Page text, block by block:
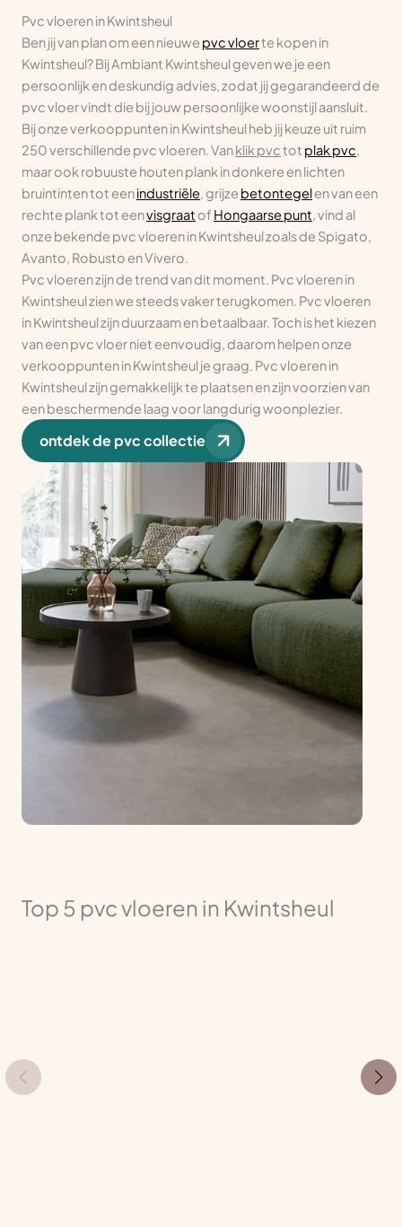
Pvc vloeren in Kwintsheul
Ben jij van plan om een nieuwe pvc vloerte kopen in
Kwintsheul? Bij Ambiant Kwintsheul geven we je een
persoonlijk en deskundig advies, zodat jij gegarandeerd de
pvc vloer vindt die bij jouw persoonlijke woonstijl aansluit.
Bij onze verkooppunten in Kwintsheul heb jij keuze uit ruim
250 verschillende pvc vloeren. Vanklik pvctot plak pvc,
maar ook robuuste houten plank in donkere en lichten
bruintinten tot eenindustriële, grijze betontegelen van een
rechte plank tot eenvisgraat of Hongaarse punt, vind al
onze bekende pvc vloeren in Kwintsheul zoals de Spigato,
Avanto, Robusto en Vivero.
Pvc vloeren zijn de trend van dit moment. Pvc vloeren in
Kwintsheul zien we steeds vaker terugkomen. Pvc vloeren
in Kwintsheul zijn duurzaam en betaalbaar. Toch is het kiezen
van een pvc vloer niet eenvoudig, daarom helpen onze
verkooppunten in Kwintsheul je graag. Pvc vloeren in
Kwintsheul zijn gemakkelijk te plaatsen en zijn voorzien van
een beschermende laag voor langdurig woonplezier.
ontdek de pvc collectie
Top 5 pvc vloeren in Kwintsheul